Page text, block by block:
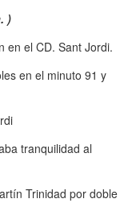
)
en el CD. Sant Jordi.
en el minuto 91 y
tranquilidad al
Trinidad por doble